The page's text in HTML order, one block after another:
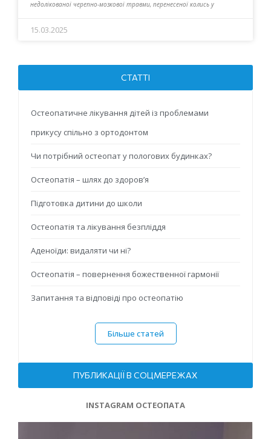
недолікованої черепно-мозкової травми, перенесеної колись у
15.03.2025
СТАТТІ
Остеопатичне лікування дітей із проблемами
прикусу спільно з ортодонтом
Чи потрібний остеопат у пологових будинках?
Остеопатія – шлях до здоров’я
Підготовка дитини до школи
Остеопатія та лікування безпліддя
Аденоїди: видаляти чи ні?
Остеопатія – повернення божественної гармонії
Запитання та відповіді про остеопатію
Більше статей
ПУБЛИКАЦІЇ В СОЦМЕРЕЖАХ
INSTAGRAM ОСТЕОПАТА